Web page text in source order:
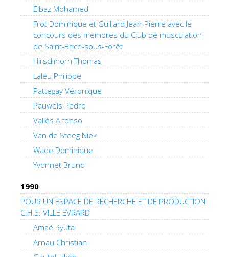
Elbaz Mohamed
Frot Dominique et Guillard Jean-Pierre avec le
concours des membres du Club de musculation
de Saint-Brice-sous-Forêt
Hirschhorn Thomas
Laleu Philippe
Pattegay Véronique
Pauwels Pedro
Vallès Alfonso
Van de Steeg Niek
Wade Dominique
Yvonnet Bruno
1990
POUR UN ESPACE DE RECHERCHE ET DE PRODUCTION
C.H.S. VILLE EVRARD
Amaé Ryuta
Arnau Christian